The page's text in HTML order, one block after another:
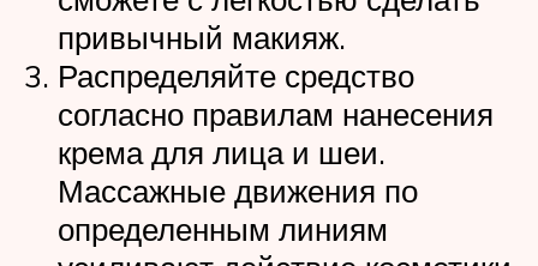
привычный макияж.
Распределяйте средство
согласно правилам нанесения
крема для лица и шеи.
Массажные движения по
определенным линиям